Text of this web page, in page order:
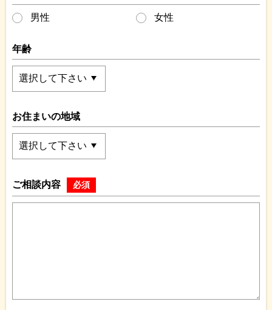
男性 女性
年齢
お住まいの地域
ご相談内容 必須